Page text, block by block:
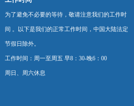
为了避免不必要的等待，敬请注意我们的工作时
间 。以下是我们的正常工作时间，中国大陆法定
节假日除外。
工作时间：周一至周五 早8：30-晚6：00
周日、周六休息